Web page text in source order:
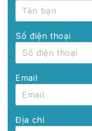
Số điện thoại
Email
Địa chỉ